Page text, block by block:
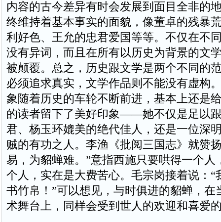
内容的古今差异有时会发展到面目全非的
终维持着基本事实的面貌，像董卓的残暴
利好色、王允的忠君爱国等等。不仅在不
没有异词，而且在所有以历史为背景的文
被颠覆。总之，历史跟文学是两个不同的
必须追求真实，文学作品则不能没有虚构
象随着历史的车轮不断前进，基本上还是
的读者留下了美好印象——她不仅是足以
君、杨玉环媲美的绝代佳人，还是一位深
贼的有功之人。李渔《批阅三国志》就赞
易，为貂蝉难。”意指西施只要哄得一个人
个人，实在是大费苦心。毛宗岗接着说：“
书竹帛！”可以想见，与时俱进的貂蝉，在
术舞台上，同样会受到世人的欢迎和喜爱